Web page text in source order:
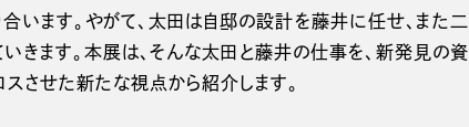
います。やがて、太田は自邸の設計を藤井に任せ、また二
きます。本展は、そんな太田と藤井の仕事を、新発見の資
させた新たな視点から紹介します。